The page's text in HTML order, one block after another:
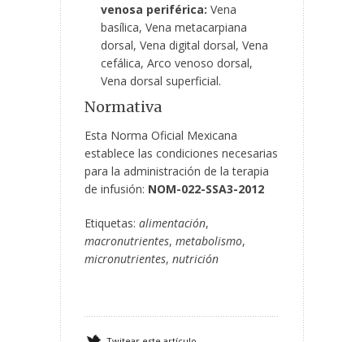
venosa periférica: Vena
basílica, Vena metacarpiana
dorsal, Vena digital dorsal, Vena
cefálica, Arco venoso dorsal,
Vena dorsal superficial.
Normativa
Esta Norma Oficial Mexicana
establece las condiciones necesarias
para la administración de la terapia
de infusión: NOM-022-SSA3-2012
Etiquetas: alimentación,
macronutrientes, metabolismo,
micronutrientes, nutrición